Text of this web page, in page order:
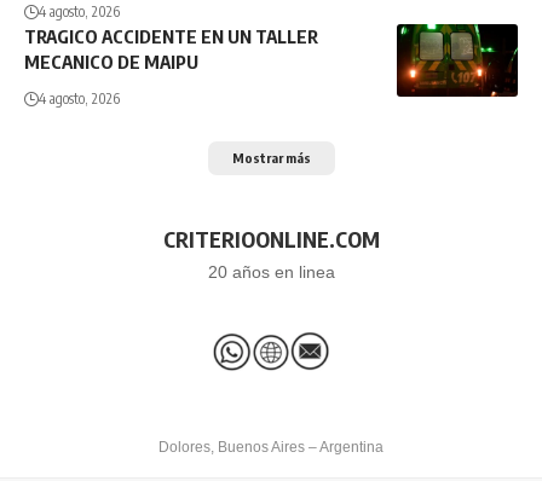
4 agosto, 2026
TRAGICO ACCIDENTE EN UN TALLER
MECANICO DE MAIPU
4 agosto, 2026
Mostrar más
CRITERIOONLINE.COM
20 años en linea
Dolores, Buenos Aires – Argentina